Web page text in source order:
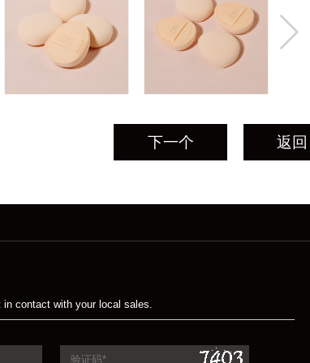
下一个 返回
contact with your local sales.